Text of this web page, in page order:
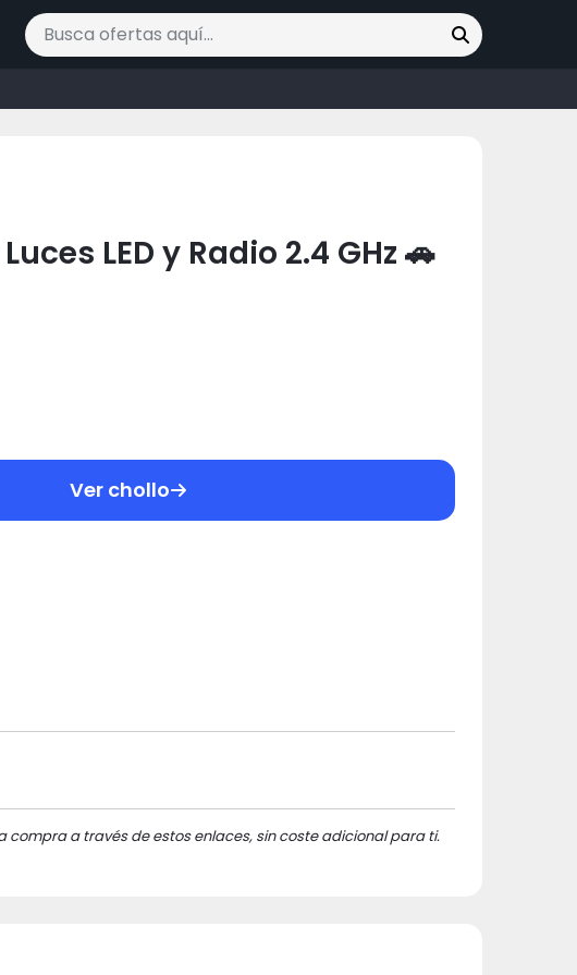
Buscar ofertas
LED y Radio 2.4 GHz 🚗
Ver chollo
a través de estos enlaces, sin coste adicional para ti.